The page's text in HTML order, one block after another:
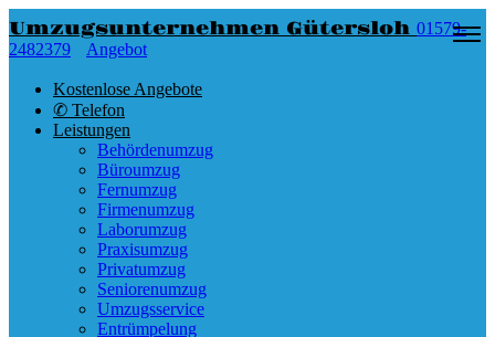
Umzugsunternehmen Gütersloh 01579-
2482379
Angebot
Kostenlose Angebote
✆ Telefon
Leistungen
Behördenumzug
Büroumzug
Fernumzug
Firmenumzug
Laborumzug
Praxisumzug
Privatumzug
Seniorenumzug
Umzugsservice
Entrümpelung